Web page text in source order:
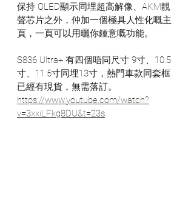
保持 QLED顯示同埋超高解像、AKM靚
聲芯片之外，仲加一個極具人性化嘅主
頁，一頁可以用曬你鍾意嘅功能。
S836 Ultra+ 有四個唔同尺寸 9寸、10.5
寸、11.5寸同埋13寸，熱門車款同套框
已經有現貨，無需落訂。
https://www.youtube.com/watch?
v=3xxiLFkg8DU&t=23s